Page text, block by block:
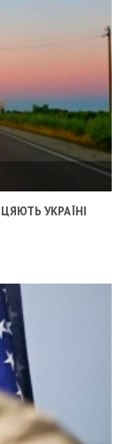
УКРАЇНІ